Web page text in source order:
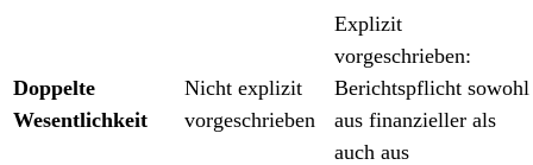
Doppelte
Wesentlichkeit
Nicht explizit
vorgeschrieben
Explizit
vorgeschrieben:
Berichtspflicht sowohl
aus finanzieller als
auch aus